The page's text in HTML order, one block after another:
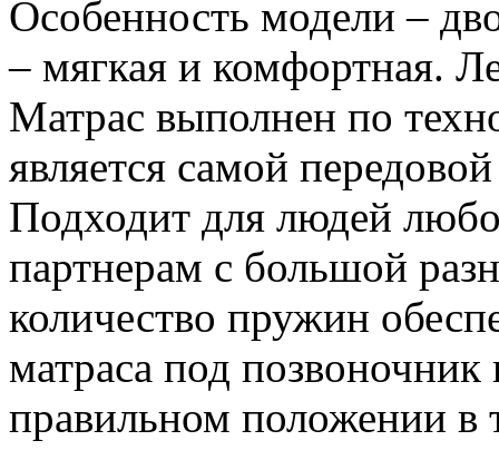
Особенность модели –
– мягкая и комфортная.
Матрас выполнен по
является самой
Подходит для людей
партнерам с большой
количество пружин
матраса под позвоночник
правильном положении в